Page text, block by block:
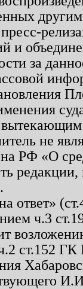
и
за
не
РФ «О
ответ»
ч.3
ст.152